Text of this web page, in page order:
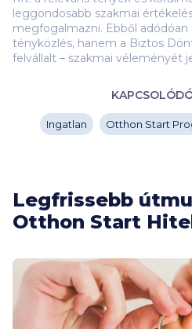
leggondosabb szakmai
megfogalmazni. Ebből adódóan
tényközlés, hanem a Biztos
felvállalt – szakmai véleményét
Ingatlan Otthon Start
Legfrissebb
Otthon Start